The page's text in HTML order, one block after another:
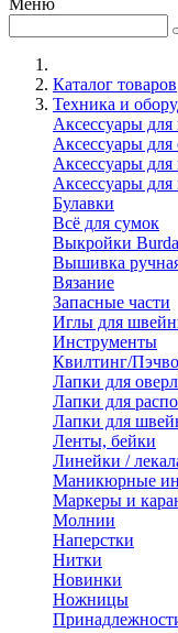
Меню
Каталог товаров
Техника и
Аксессуары
Аксессуары
Аксессуары
Аксессуары
Булавки
Всё для сумок
Выкройки Burda
Вышивка
Вязание
Запасные части
Иглы для
Инструменты
Квилтинг/
Лапки для
Лапки для
Лапки для
Ленты, бейки
Линейки /
Маникюрные
Маркеры и
Молнии
Наперстки
Нитки
Новинки
Ножницы